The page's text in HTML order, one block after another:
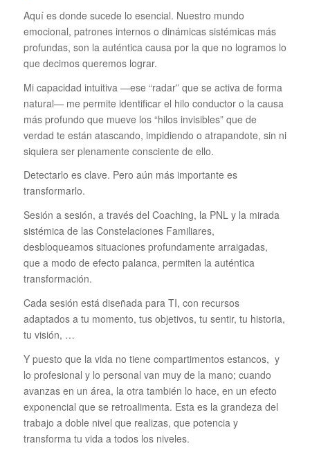
Aquí es donde sucede lo esencial. Nuestro mundo
emocional, patrones internos o dinámicas sistémicas más
profundas, son la auténtica causa por la que no logramos lo
que decimos queremos lograr.
Mi capacidad intuitiva —ese “radar” que se activa de forma
natural— me permite identificar el hilo conductor o la causa
más profundo que mueve los “hilos invisibles” que de
verdad te están atascando, impidiendo o atrapandote, sin ni
siquiera ser plenamente consciente de ello.
Detectarlo es clave. Pero aún más importante es
transformarlo.
Sesión a sesión, a través del Coaching, la PNL y la mirada
sistémica de las Constelaciones Familiares,
desbloqueamos situaciones profundamente arraigadas,
que a modo de efecto palanca, permiten la auténtica
transformación.
Cada sesión está diseñada para TI, con recursos
adaptados a tu momento, tus objetivos, tu sentir, tu historia,
tu visión, …
Y puesto que la vida no tiene compartimentos estancos, y
lo profesional y lo personal van muy de la mano; cuando
avanzas en un área, la otra también lo hace, en un efecto
exponencial que se retroalimenta. Esta es la grandeza del
trabajo a doble nivel que realizas, que potencia y
transforma tu vida a todos los niveles.